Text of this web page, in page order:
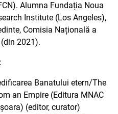
Alumna Fundația Noua
Institute (Los Angeles),
Comisia Națională a
2021).
Banatului etern/The
an Empire (Editura MNAC
(editor, curator)